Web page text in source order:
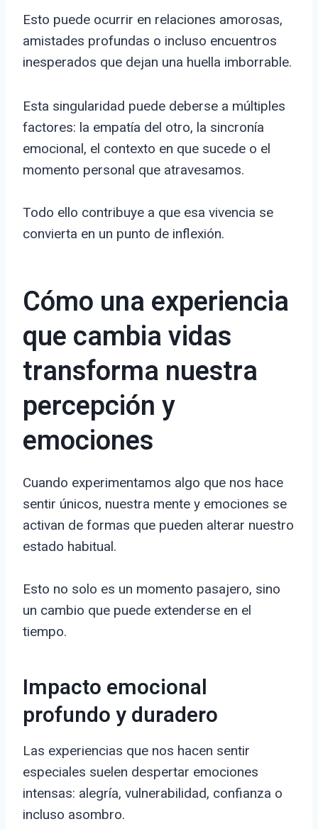
Esto puede ocurrir en relaciones amorosas,
amistades profundas o incluso encuentros
inesperados que dejan una huella imborrable.
Esta singularidad puede deberse a múltiples
factores: la empatía del otro, la sincronía
emocional, el contexto en que sucede o el
momento personal que atravesamos.
Todo ello contribuye a que esa vivencia se
convierta en un punto de inflexión.
Cómo una experiencia
que cambia vidas
transforma nuestra
percepción y
emociones
Cuando experimentamos algo que nos hace
sentir únicos, nuestra mente y emociones se
activan de formas que pueden alterar nuestro
estado habitual.
Esto no solo es un momento pasajero, sino
un cambio que puede extenderse en el
tiempo.
Impacto emocional
profundo y duradero
Las experiencias que nos hacen sentir
especiales suelen despertar emociones
intensas: alegría, vulnerabilidad, confianza o
incluso asombro.